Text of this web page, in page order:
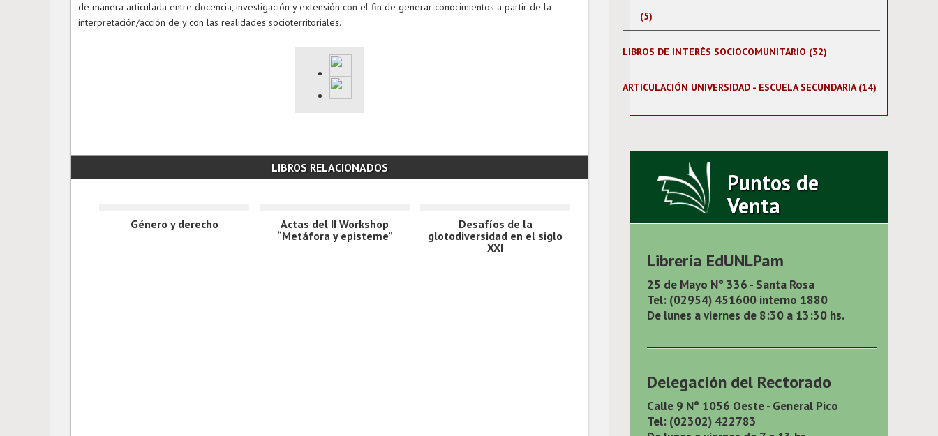
de manera articulada entre docencia, investigación y extensión con el fin de generar conocimientos a partir de la
interpretación/acción de y con las realidades socioterritoriales.
LIBROS RELACIONADOS
Género y derecho
Actas del II Workshop
“Metáfora y episteme”
Desafíos de la
glotodiversidad en el siglo
XXI
(5)
LIBROS DE INTERÉS SOCIOCOMUNITARIO (32)
ARTICULACIÓN UNIVERSIDAD - ESCUELA SECUNDARIA (14)
Puntos de
Venta
Librería EdUNLPam
25 de Mayo N° 336 - Santa Rosa
Tel: (02954) 451600 interno 1880
De lunes a viernes de 8:30 a 13:30 hs.
Delegación del Rectorado
Calle 9 N° 1056 Oeste - General Pico
Tel: (02302) 422783